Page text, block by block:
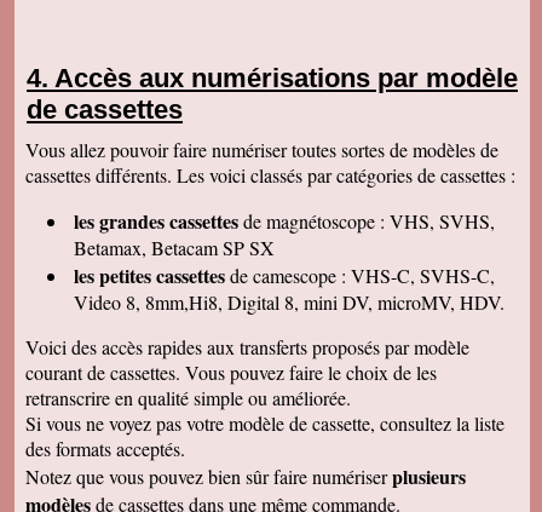
par votre société, j'ai décidé de vous confier les
miennes. Après avoir reçu ma commande, j'ai
été de nouveau bluffée par la qualité des
parlerai de vous si l'occasion se présente.
Cordialement.
Merci beaucoup et félicitations pour le suivi de
vos clients. Je ne manquerai pas de vous
contacter pour vous donner des nouvelles.
Cordialement
Chantal S
beau souvenir de mes parents merci beaucoup
tres cordialement
Jean V
Toutes mes felicitations. Tout est parfait :
accueil, suivi, traitement et résultat de mes
transferts de cassettes vhs. Merci merci ! A très
bientôt parce que j'ai des diapos a numeriser
mais il faut que je fasse un tri avant. Bonnes
Accès aux numérisations par modèle
de cassettes
Vous allez pouvoir faire numériser toutes sortes de modèles de
cassettes différents. Les voici classés par catégories de cassettes :
les grandes cassettesde magnétoscope : VHS, SVHS,
Betamax, Betacam SP SX
les petites cassettesde camescope : VHS-C, SVHS-C,
Video 8, 8mm,Hi8, Digital 8, mini DV, microMV, HDV.
Voici des accès rapides aux transferts proposés par modèle
courant de cassettes. Vous pouvez faire le choix de les
retranscrire en qualité simple ou améliorée.
Si vous ne voyez pas votre modèle de cassette, consultez la liste
des formats acceptés.
Notez que vous pouvez bien sûr faire numériserplusieurs
modèlesde cassettes dans une même commande.